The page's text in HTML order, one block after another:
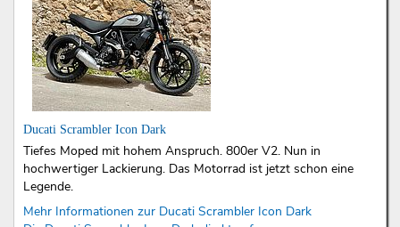
Ducati Scrambler Icon Dark
Tiefes Moped mit hohem Anspruch. 800er V2. Nun in
hochwertiger Lackierung. Das Motorrad ist jetzt schon eine
Legende.
Mehr Informationen zur Ducati Scrambler Icon Dark